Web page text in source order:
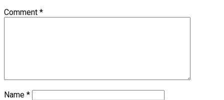
Comment *
Name *